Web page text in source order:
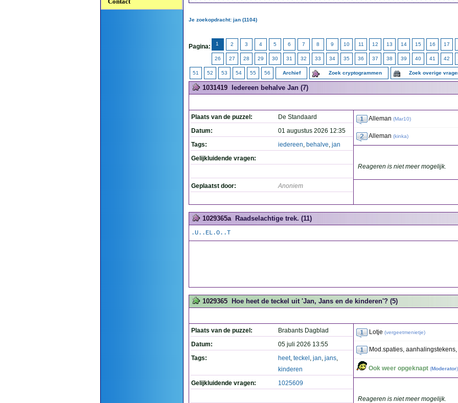
Je zoekopdracht: jan (1104)
Pagina: 1 2 3 4 5 6 7 8 9 10 11 12 13 14 15 16 17
26 27 28 29 30 31 32 33 34 35 36 37 38 39 40 41 42
51 52 53 54 55 56 Archief Zoek cryptogrammen Zoek overige
1031419 Iedereen behalve Jan (7)
Plaats van de puzzel:
De Standaard
Datum:
01 augustus 2026 12:35
Tags:
iedereen, behalve, jan
Gelijkluidende vragen:
Geplaatst door: Anoniem
Alleman (Mar10)
Alleman (kinka)
Reageren is niet meer mogelijk.
1029365a Raadselachtige trek. (11)
.U..EL.O..T
1029365 Hoe heet de teckel uit 'Jan, Jans en de kinderen'? (5)
Plaats van de puzzel:
Brabants Dagblad
Datum:
05 juli 2026 13:55
Tags:
heet, teckel , jan, jans,
kinderen
Gelijkluidende vragen:
1025609
Lotje (vergeetmenietje)
Mod.spaties,
Ook weer opgeknapt (Moderator)
Reageren is niet meer mogelijk.